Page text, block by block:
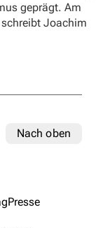
geprägt. Am
Joachim
Nach oben
Presse